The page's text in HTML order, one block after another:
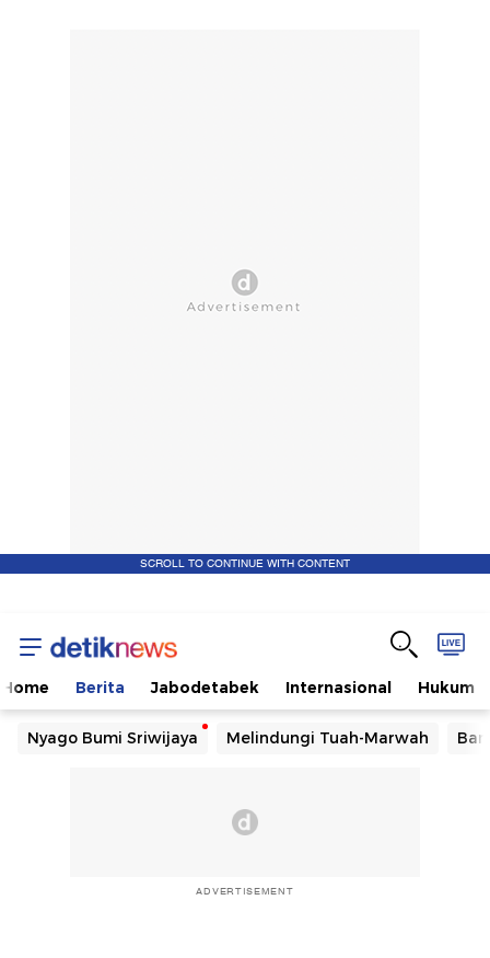
SCROLL TO CONTINUE WITH CONTENT
Home Berita Jabodetabek Internasional Hukum
Nyago Bumi Sriwijaya Melindungi Tuah-Marwah
ADVERTISEMENT